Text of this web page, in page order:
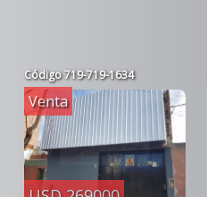
Código719-719-1634
Venta